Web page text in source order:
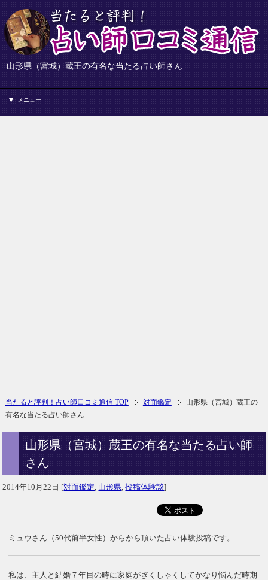
山形県（宮城）蔵王の有名な当たる占い師さん
メニュー
当たると評判！占い師口コミ通信 TOP 対面鑑定
山形県（宮城）蔵王の
有名な当たる占い師さん
山形県（宮城）蔵王の有名な当たる占い師
さん
2014年10月22日 [対面鑑定 山形県 ,投稿体験談]
ミュウさん（50代前半女性）からから頂いた占い体験投稿です。
私は、主人と結婚７年目の時に家庭がぎくしゃくしてかなり悩んだ時期